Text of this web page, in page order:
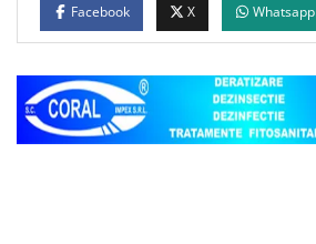
Facebook X Whatsapp